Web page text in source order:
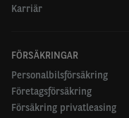
Karriär
FÖRSÄKRINGAR
Personalbilsförsäkring
Företagsförsäkring
Försäkring privatleasing